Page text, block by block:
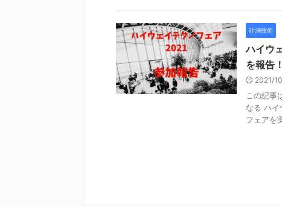
計測技術
ハイウ
を報告！
2021/
この記事
なる ハイ
フェアを